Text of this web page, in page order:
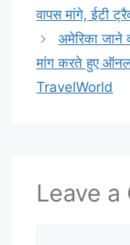
वापस मांगे, ईटी
अमेरिका जाने
मांग करते हुए
TravelWorld
Leave